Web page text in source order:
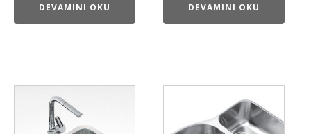
DEVAMINI OKU DEVAMINI OKU